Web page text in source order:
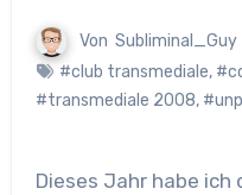
Von Subliminal_Guy
#club transmediale,
#transmediale 2008,
Dieses Jahr habe